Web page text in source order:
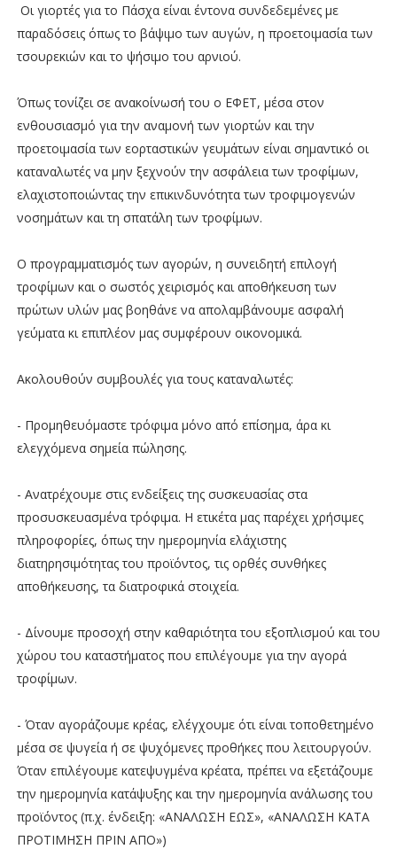
Οι γιορτές για το Πάσχα είναι έντονα συνδεδεμένες με
παραδόσεις όπως το βάψιμο των αυγών, η προετοιμασία των
τσουρεκιών και το ψήσιμο του αρνιού.
Όπως τονίζει σε ανακοίνωσή του ο ΕΦΕΤ, μέσα στον
ενθουσιασμό για την αναμονή των γιορτών και την
προετοιμασία των εορταστικών γευμάτων είναι σημαντικό οι
καταναλωτές να μην ξεχνούν την ασφάλεια των τροφίμων,
ελαχιστοποιώντας την επικινδυνότητα των τροφιμογενών
νοσημάτων και τη σπατάλη των τροφίμων.
Ο προγραμματισμός των αγορών, η συνειδητή επιλογή
τροφίμων και ο σωστός χειρισμός και αποθήκευση των
πρώτων υλών μας βοηθάνε να απολαμβάνουμε ασφαλή
γεύματα κι επιπλέον μας συμφέρουν οικονομικά.
Ακολουθούν συμβουλές για τους καταναλωτές:
- Προμηθευόμαστε τρόφιμα μόνο από επίσημα, άρα κι
ελεγχόμενα σημεία πώλησης.
- Ανατρέχουμε στις ενδείξεις της συσκευασίας στα
προσυσκευασμένα τρόφιμα. Η ετικέτα μας παρέχει χρήσιμες
πληροφορίες, όπως την ημερομηνία ελάχιστης
διατηρησιμότητας του προϊόντος, τις ορθές συνθήκες
αποθήκευσης, τα διατροφικά στοιχεία.
- Δίνουμε προσοχή στην καθαριότητα του εξοπλισμού και του
χώρου του καταστήματος που επιλέγουμε για την αγορά
τροφίμων.
- Όταν αγοράζουμε κρέας, ελέγχουμε ότι είναι τοποθετημένο
μέσα σε ψυγεία ή σε ψυχόμενες προθήκες που λειτουργούν.
Όταν επιλέγουμε κατεψυγμένα κρέατα, πρέπει να εξετάζουμε
την ημερομηνία κατάψυξης και την ημερομηνία ανάλωσης του
προϊόντος (π.χ. ένδειξη: «ΑΝΑΛΩΣΗ ΕΩΣ», «ΑΝΑΛΩΣΗ ΚΑΤΑ
ΠΡΟΤΙΜΗΣΗ ΠΡΙΝ ΑΠΟ»)